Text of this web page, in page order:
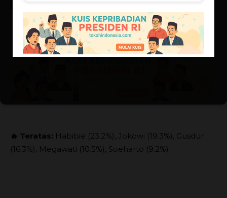
🔥 Teratas: Habibie (23.2%), Jokowi (19.3%), Gusdur
(16.3%), Megawati (10.5%), Soeharto (9.2%)